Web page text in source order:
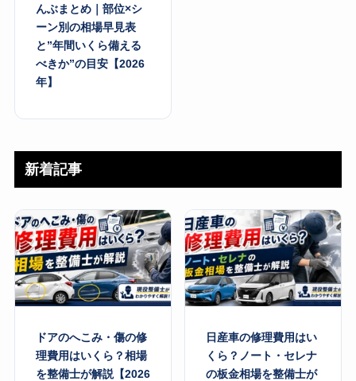
んぶまとめ｜部位×シ
ーン別の相場早見表
と”年間いくら備える
べきか”の目安【2026
年】
新着記事
ドアのへこみ・傷の修
理費用はいくら？相場
を整備士が解説【2026
日産車の修理費用はい
くら？ノート・セレナ
の板金相場を整備士が